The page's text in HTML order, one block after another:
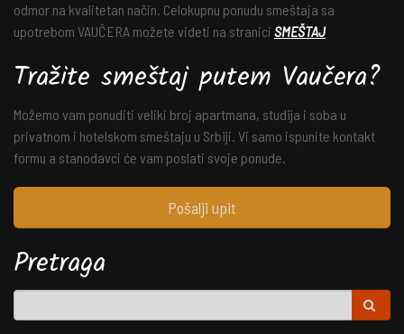
odmor na kvalitetan način. Celokupnu ponudu smeštaja sa
upotrebom VAUČERA možete videti na stranici SMEŠTAJ
Tražite smeštaj putem Vaučera?
Možemo vam ponuditi veliki broj apartmana, studija i soba u
privatnom i hotelskom smeštaju u Srbiji. Vi samo ispunite kontakt
formu a stanodavci će vam poslati svoje ponude.
Pošalji upit
Pretraga